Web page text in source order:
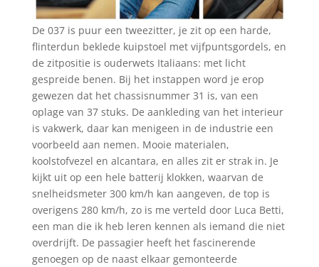
De 037 is puur een tweezitter, je zit op een harde,
flinterdun beklede kuipstoel met vijfpuntsgordels, en
de zitpositie is ouderwets Italiaans: met licht
gespreide benen. Bij het instappen word je erop
gewezen dat het chassisnummer 31 is, van een
oplage van 37 stuks. De aankleding van het interieur
is vakwerk, daar kan menigeen in de industrie een
voorbeeld aan nemen. Mooie materialen,
koolstofvezel en alcantara, en alles zit er strak in. Je
kijkt uit op een hele batterij klokken, waarvan de
snelheidsmeter 300 km/h kan aangeven, de top is
overigens 280 km/h, zo is me verteld door Luca Betti,
een man die ik heb leren kennen als iemand die niet
overdrijft. De passagier heeft het fascinerende
genoegen op de naast elkaar gemonteerde